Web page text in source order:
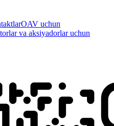
OAV uchun
va aksiyadorlar uchun